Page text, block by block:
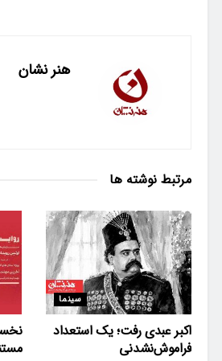
هنر نشان
مرتبط نوشته ها
سینما
اکبر عبدی رفت؛ یک استعداد
فراموش‌نشدنی